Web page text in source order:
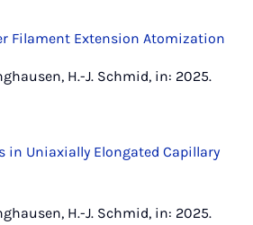
Filament Extension Atomization
H.-J. Schmid, in: 2025.
in Uniaxially Elongated Capillary
H.-J. Schmid, in: 2025.